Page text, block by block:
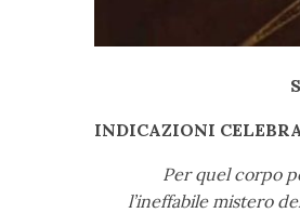
INDICAZIONI
Per quel corpo
l’ineffabile mistero